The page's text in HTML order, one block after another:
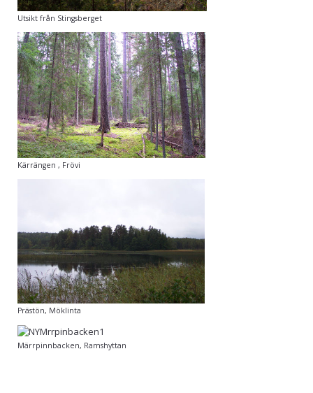
Utsikt från Stingsberget
Kärrängen , Frövi
Prästön, Möklinta
Märrpinnbacken, Ramshyttan